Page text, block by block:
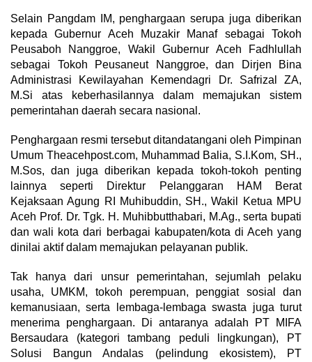
Selain Pangdam IM, penghargaan serupa juga diberikan
kepada Gubernur Aceh Muzakir Manaf sebagai Tokoh
Peusaboh Nanggroe, Wakil Gubernur Aceh Fadhlullah
sebagai Tokoh Peusaneut Nanggroe, dan Dirjen Bina
Administrasi Kewilayahan Kemendagri Dr. Safrizal ZA,
M.Si atas keberhasilannya dalam memajukan sistem
pemerintahan daerah secara nasional.
Penghargaan resmi tersebut ditandatangani oleh Pimpinan
Umum Theacehpost.com, Muhammad Balia, S.I.Kom, SH.,
M.Sos, dan juga diberikan kepada tokoh-tokoh penting
lainnya seperti Direktur Pelanggaran HAM Berat
Kejaksaan Agung RI Muhibuddin, SH., Wakil Ketua MPU
Aceh Prof. Dr. Tgk. H. Muhibbutthabari, M.Ag., serta bupati
dan wali kota dari berbagai kabupaten/kota di Aceh yang
dinilai aktif dalam memajukan pelayanan publik.
Tak hanya dari unsur pemerintahan, sejumlah pelaku
usaha, UMKM, tokoh perempuan, penggiat sosial dan
kemanusiaan, serta lembaga-lembaga swasta juga turut
menerima penghargaan. Di antaranya adalah PT MIFA
Bersaudara (kategori tambang peduli lingkungan), PT
Solusi Bangun Andalas (pelindung ekosistem), PT